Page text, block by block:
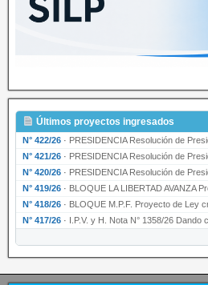
Últimos proyectos ingresados
N° 422/26 · PRESIDENCIA Resolución de
N° 421/26 · PRESIDENCIA Resolución de
N° 420/26 · PRESIDENCIA Resolución de
N° 419/26 · BLOQUE LA LIBERTAD AVANZA Proyecto de Ley
N° 418/26 · BLOQUE M.P.F. Proyecto de Ley creando el Ente
N° 417/26 · I.P.V. y H. Nota N° 1358/26 Dando